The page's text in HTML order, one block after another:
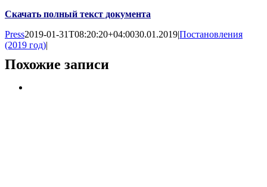
Скачать полный текст документа
Press2019-01-31T08:20:20+04:0030.01.2019|Постановления
(2019 год)|
Похожие записи